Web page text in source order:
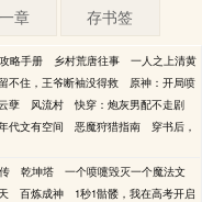
章 存书签
略手册 乡村荒唐往事
一人之上清黄
不住，王爷断袖没得救
原神：开局喷
孽 风流村
快穿：炮灰男配不走剧
代文有空间 恶魔狩猎指南
穿书后，
乾坤塔
一个喷嚏毁灭一个魔法文
百炼成神
1秒1骷髅，我在高考开启